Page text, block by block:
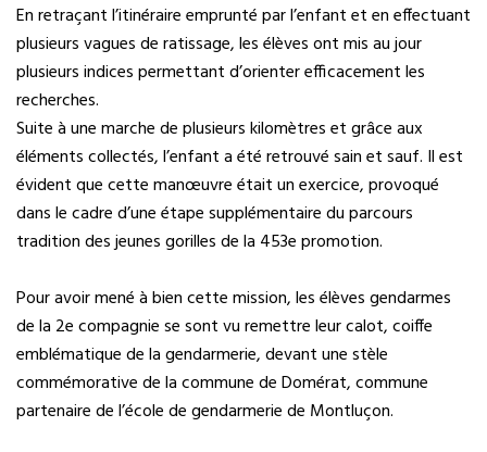
En retraçant l’itinéraire emprunté par l’enfant et en effectuant
plusieurs vagues de ratissage, les élèves ont mis au jour
plusieurs indices permettant d’orienter efficacement les
recherches.
Suite à une marche de plusieurs kilomètres et grâce aux
éléments collectés, l’enfant a été retrouvé sain et sauf. Il est
évident que cette manœuvre était un exercice, provoqué
dans le cadre d’une étape supplémentaire du parcours
tradition des jeunes gorilles de la 453e promotion.
Pour avoir mené à bien cette mission, les élèves gendarmes
de la 2e compagnie se sont vu remettre leur calot, coiffe
emblématique de la gendarmerie, devant une stèle
commémorative de la commune de Domérat, commune
partenaire de l’école de gendarmerie de Montluçon.